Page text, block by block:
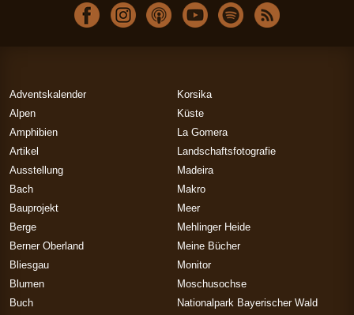
Adventskalender
Alpen
Amphibien
Artikel
Ausstellung
Bach
Bauprojekt
Berge
Berner Oberland
Bliesgau
Blumen
Buch
Korsika
Küste
La Gomera
Landschaftsfotografie
Madeira
Makro
Meer
Mehlinger Heide
Meine Bücher
Monitor
Moschusochse
Nationalpark Bayerischer Wald